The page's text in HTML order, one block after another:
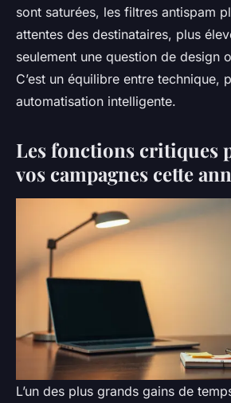
sont saturées, les filtres antispam
attentes des destinataires, plus
seulement une question de design
C’est un équilibre entre technique,
automatisation intelligente.
Les fonctions critiques
vos campagnes cette
L’un des plus grands gains de